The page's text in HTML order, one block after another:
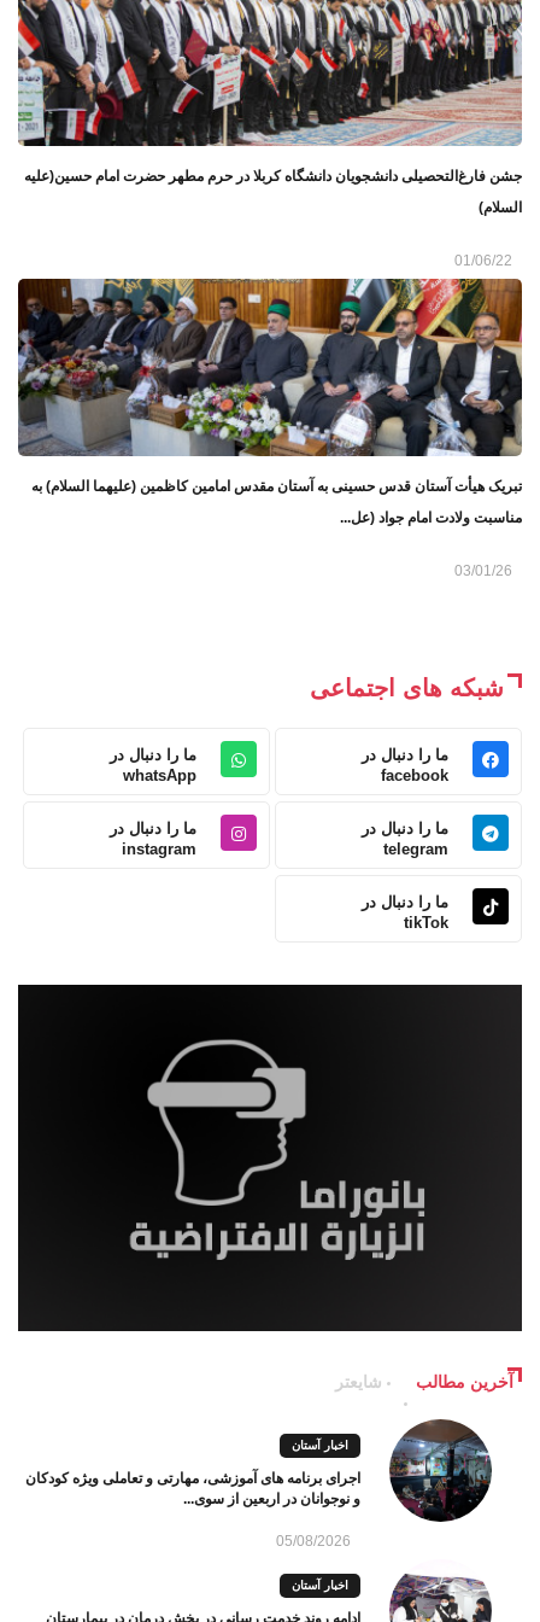
جشن فارغ‌التحصیلی دانشجویان دانشگاه کربلا در حرم مطهر حضرت امام حسین(علیه
السلام)
01/06/22
تبریک هیأت آستان قدس حسینی به آستان مقدس امامین کاظمین (علیهما السلام) به
مناسبت ولادت امام جواد (عل...
03/01/26
شبکه های اجتماعی
ما را دنبال در
facebook
ما را دنبال در
whatsApp
ما را دنبال در
telegram
ما را دنبال در
instagram
ما را دنبال در
tikTok
آخرین مطالب شایعتر
اخبار آستان
اجرای برنامه های آموزشی، مهارتی و تعاملی ویژه کودکان
و نوجوانان در اربعین از سوی...
05/08/2026
اخبار آستان
ادامه روند خدمت رسانی در بخش درمان در بیمارستان